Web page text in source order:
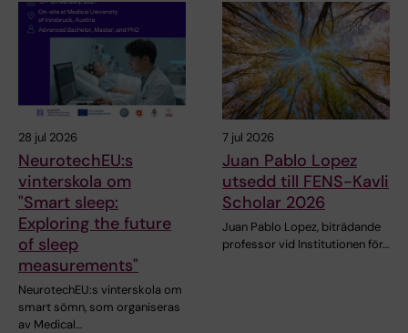
28 jul 2026
NeurotechEU:s
vinterskola om
"Smart sleep:
Exploring the future
of sleep
measurements"
NeurotechEU:s vinterskola om
smart sömn, som organiseras
av Medical…
7 jul 2026
Juan Pablo Lopez
utsedd till FENS-Kavli
Scholar 2026
Juan Pablo Lopez, biträdande
professor vid Institutionen för…